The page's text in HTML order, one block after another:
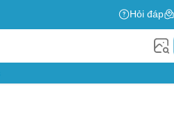
Hỏi đáp